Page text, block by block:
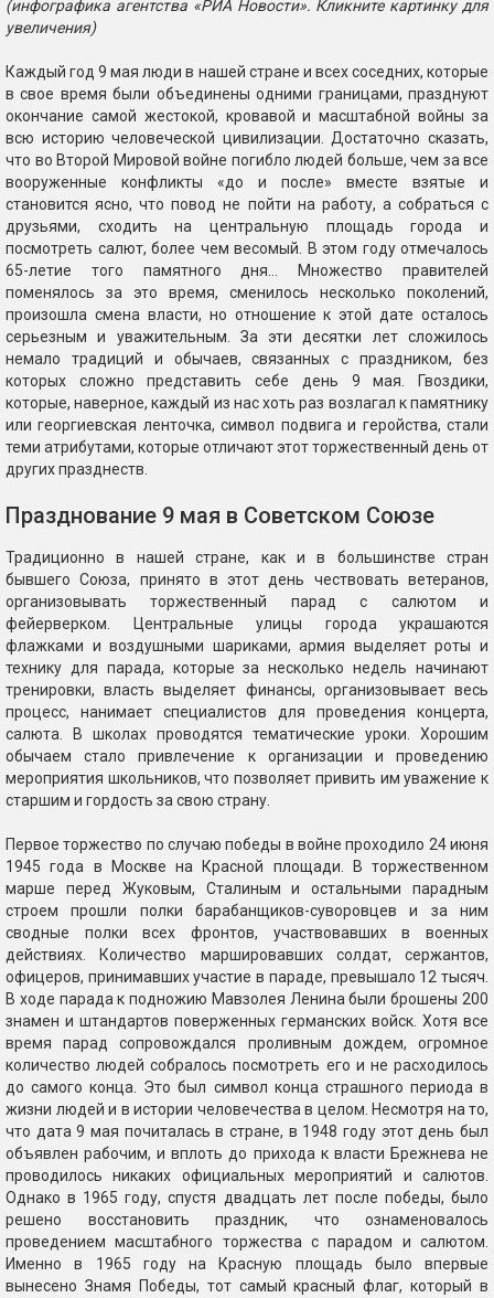
(инфографика агентства «РИА Новости». Кликните картинку для
увеличения)
Каждый год 9 мая люди в нашей стране и всех соседних, которые
в свое время были объединены одними границами, празднуют
окончание самой жестокой, кровавой и масштабной войны за
всю историю человеческой цивилизации. Достаточно сказать,
что во Второй Мировой войне погибло людей больше, чем за все
вооруженные конфликты «до и после» вместе взятые и
становится ясно, что повод не пойти на работу, а собраться с
друзьями, сходить на центральную площадь города и
посмотреть салют, более чем весомый. В этом году отмечалось
65-летие того памятного дня… Множество правителей
поменялось за это время, сменилось несколько поколений,
произошла смена власти, но отношение к этой дате осталось
серьезным и уважительным. За эти десятки лет сложилось
немало традиций и обычаев, связанных с праздником, без
которых сложно представить себе день 9 мая. Гвоздики,
которые, наверное, каждый из нас хоть раз возлагал к памятнику
или георгиевская ленточка, символ подвига и геройства, стали
теми атрибутами, которые отличают этот торжественный день от
других празднеств.
Празднование 9 мая в Советском Союзе
Традиционно в нашей стране, как и в большинстве стран
бывшего Союза, принято в этот день чествовать ветеранов,
организовывать торжественный парад с салютом и
фейерверком. Центральные улицы города украшаются
флажками и воздушными шариками, армия выделяет роты и
технику для парада, которые за несколько недель начинают
тренировки, власть выделяет финансы, организовывает весь
процесс, нанимает специалистов для проведения концерта,
салюта. В школах проводятся тематические уроки. Хорошим
обычаем стало привлечение к организации и проведению
мероприятия школьников, что позволяет привить им уважение к
старшим и гордость за свою страну.
Первое торжество по случаю победы в войне проходило 24 июня
1945 года в Москве на Красной площади. В торжественном
марше перед Жуковым, Сталиным и остальными парадным
строем прошли полки барабанщиков-суворовцев и за ним
сводные полки всех фронтов, участвовавших в военных
действиях. Количество маршировавших солдат, сержантов,
офицеров, принимавших участие в параде, превышало 12 тысяч.
В ходе парада к подножию Мавзолея Ленина были брошены 200
знамен и штандартов поверженных германских войск. Хотя все
время парад сопровождался проливным дождем, огромное
количество людей собралось посмотреть его и не расходилось
до самого конца. Это был символ конца страшного периода в
жизни людей и в истории человечества в целом. Несмотря на то,
что дата 9 мая почиталась в стране, в 1948 году этот день был
объявлен рабочим, и вплоть до прихода к власти Брежнева не
проводилось никаких официальных мероприятий и салютов.
Однако в 1965 году, спустя двадцать лет после победы, было
решено восстановить праздник, что ознаменовалось
проведением масштабного торжества с парадом и салютом.
Именно в 1965 году на Красную площадь было впервые
вынесено Знамя Победы, тот самый красный флаг, который в